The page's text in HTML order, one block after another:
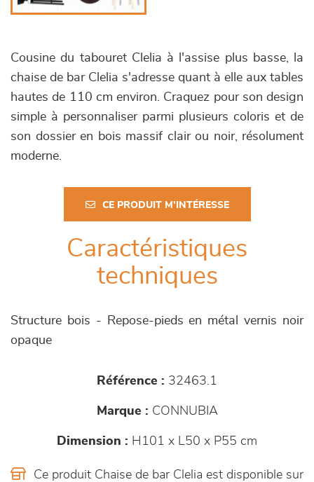
Cousine du tabouret Clelia à l'assise plus basse, la
chaise de bar Clelia s'adresse quant à elle aux tables
hautes de 110 cm environ. Craquez pour son design
simple à personnaliser parmi plusieurs coloris et de
son dossier en bois massif clair ou noir, résolument
moderne.
CE PRODUIT M'INTÉRESSE
Caractéristiques
techniques
Structure bois - Repose-pieds en métal vernis noir
opaque
Référence : 32463.1
Marque : CONNUBIA
Dimension : H101 x L50 x P55 cm
Ce produit Chaise de bar Clelia est disponible sur